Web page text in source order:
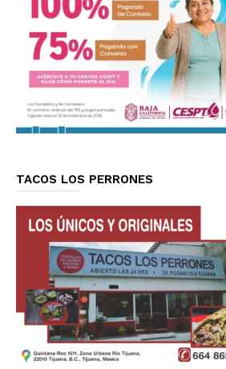
TACOS LOS PERRONES